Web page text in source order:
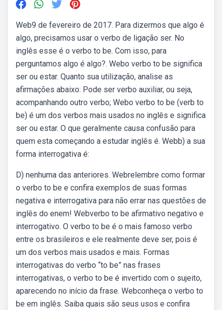
Web9 de fevereiro de 2017. Para dizermos que algo é
algo, precisamos usar o verbo de ligação ser. No
inglês esse é o verbo to be. Com isso, para
perguntamos algo é algo?. Webo verbo to be significa
ser ou estar. Quanto sua utilização, analise as
afirmações abaixo: Pode ser verbo auxiliar, ou seja,
acompanhando outro verbo; Webo verbo to be (verb to
be) é um dos verbos mais usados no inglês e significa
ser ou estar. O que geralmente causa confusão para
quem esta começando a estudar inglês é. Webb) a sua
forma interrogativa é:
D) nenhuma das anteriores. Webrelembre como formar
o verbo to be e confira exemplos de suas formas
negativa e interrogativa para não errar nas questões de
inglês do enem! Webverbo to be afirmativo negativo e
interrogativo. O verbo to be é o mais famoso verbo
entre os brasileiros e ele realmente deve ser, pois é
um dos verbos mais usados e mais. Formas
interrogativas do verbo “to be” nas frases
interrogativas, o verbo to be é invertido com o sujeito,
aparecendo no início da frase. Webconheça o verbo to
be em inglês. Saiba quais são seus usos e confira